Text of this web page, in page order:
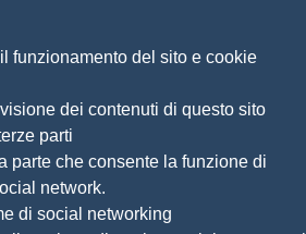
e Tirreno Itinerari
COMMERCIO DELLA
funzionamento del sito e cookie
dei contenuti di questo sito
parti
parte che consente la funzione di
network.
di social networking